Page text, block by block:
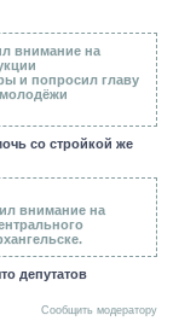
внимание на
и попросил главу
со стройкой же
внимание на
депутатов
Сообщить модератору